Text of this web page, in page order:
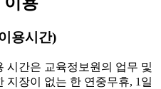
용시간)
시간은 교육정보원의 업무 및
지장이 없는 한 연중무휴, 1일